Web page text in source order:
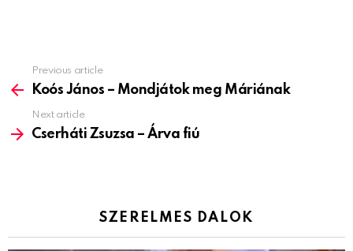
more
Previous article
Koós János – Mondjátok meg Máriának
Next article
Cserháti Zsuzsa – Árva fiú
SZERELMES DALOK